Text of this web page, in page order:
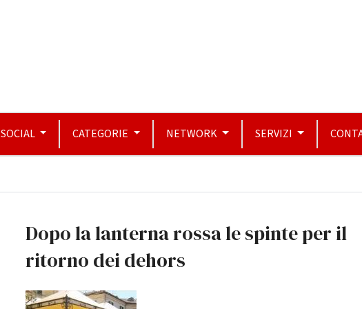
SOCIAL CATEGORIE NETWORK SERVIZI
Dopo la lanterna rossa le spinte per il
ritorno dei dehors